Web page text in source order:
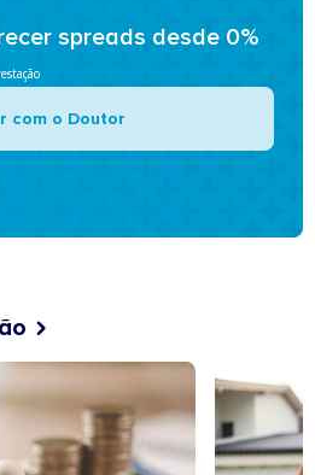
spreads desde 0%
com o Doutor